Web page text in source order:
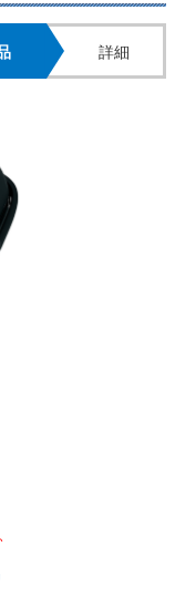
詳細